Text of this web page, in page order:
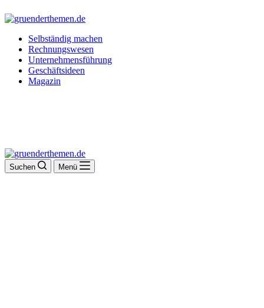
Selbständig machen
Rechnungswesen
Unternehmensführung
Geschäftsideen
Magazin
Suchen Menü